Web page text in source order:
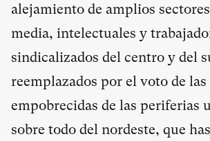
alejamiento de amplios
media, intelectuales y
sindicalizados del centro y del
reemplazados por el voto de las
empobrecidas de las periferias
sobre todo del nordeste, que